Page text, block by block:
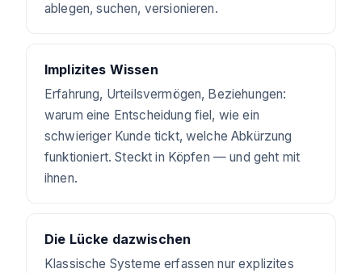
ablegen, suchen, versionieren.
Implizites Wissen
Erfahrung, Urteilsvermögen, Beziehungen:
warum eine Entscheidung fiel, wie ein
schwieriger Kunde tickt, welche Abkürzung
funktioniert. Steckt in Köpfen — und geht mit
ihnen.
Die Lücke dazwischen
Klassische Systeme erfassen nur explizites